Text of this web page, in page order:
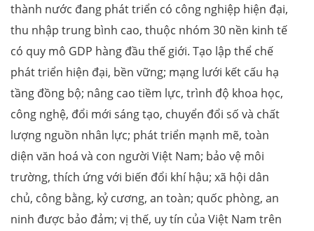
thành nước đang phát triển có công nghiệp hiện đại,
thu nhập trung bình cao, thuộc nhóm 30 nền kinh tế
có quy mô GDP hàng đầu thế giới. Tạo lập thể chế
phát triển hiện đại, bền vững; mạng lưới kết cấu hạ
tầng đồng bộ; nâng cao tiềm lực, trình độ khoa học,
công nghệ, đổi mới sáng tạo, chuyển đổi số và chất
lượng nguồn nhân lực; phát triển mạnh mẽ, toàn
diện văn hoá và con người Việt Nam; bảo vệ môi
trường, thích ứng với biến đổi khí hậu; xã hội dân
chủ, công bằng, kỷ cương, an toàn; quốc phòng, an
ninh được bảo đảm; vị thế, uy tín của Việt Nam trên